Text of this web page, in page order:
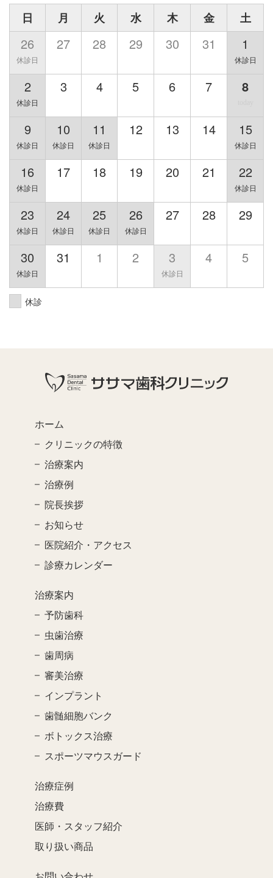
日 月 火 水 木 金 土
26 27 28 29 30 31 1
2 3 4 5 6 7 8
9 10 11 12 13 14 15
16 17 18 19 20 21 22
23 24 25 26 27 28 29
30 31 1 2 3 4 5
休診
ホーム
クリニックの特徴
治療案内
治療例
院長挨拶
お知らせ
医院紹介・アクセス
診療カレンダー
治療案内
予防歯科
虫歯治療
歯周病
審美治療
インプラント
歯髄細胞バンク
ボトックス治療
スポーツマウスガード
治療症例
治療費
医師・スタッフ紹介
取り扱い商品